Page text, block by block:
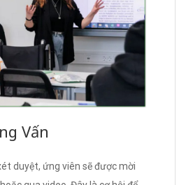
Vấn
duyệt, ứng viên sẽ được mời